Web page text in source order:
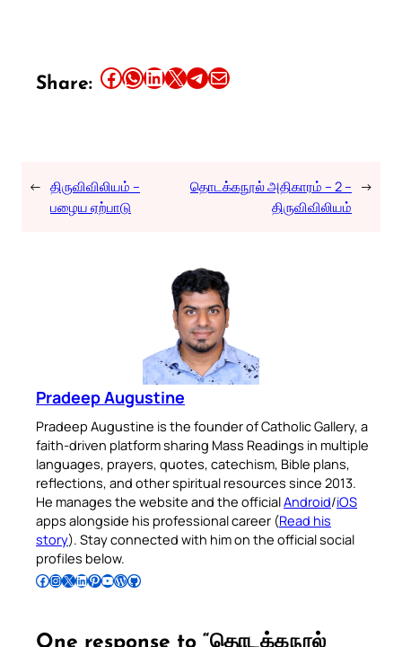
Share: Share this article on Facebook Share this article on WhatsApp Share this article on LinkedIn Share this article on X Share this article on TelegramEmail this Article
← திருவிவிலியம் –
பழைய ஏற்பாடு
தொடக்கநூல் அதிகாரம் – 2 –
திருவிவிலியம்
→
Pradeep Augustine
Pradeep Augustine is the founder of Catholic Gallery, a
faith-driven platform sharing Mass Readings in multiple
languages, prayers, quotes, catechism, Bible plans,
reflections, and other spiritual resources since 2013.
He manages the website and the officialAndroid/iOS
apps alongside his professional career (Read his
story). Stay connected with him on the official social
profiles below.
Follow Pradeep on Facebook Follow Pradeep on InstagramFollow Pradeep on X Follow Pradeep on LinkedIn Follow Pradeep on Pinterest Subscribe to Pradeep’s Youtube Channel Follow Pradeep on WordPress Follow Pradeep on GitHub